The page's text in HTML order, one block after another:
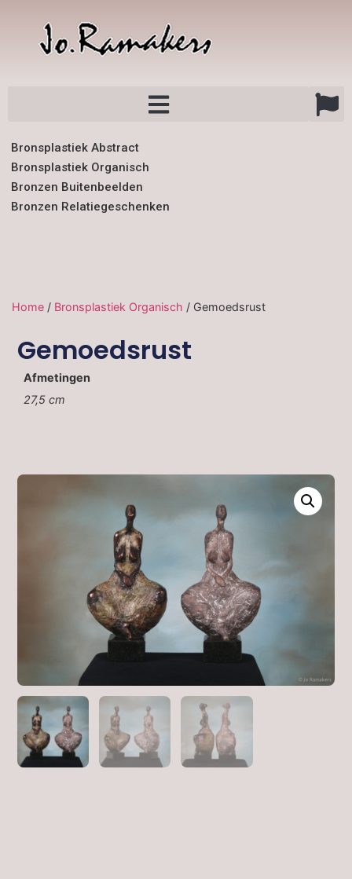
Bronsplastiek Abstract
Bronsplastiek Organisch
Bronzen Buitenbeelden
Bronzen Relatiegeschenken
Home / Bronsplastiek Organisch / Gemoedsrust
Gemoedsrust
Afmetingen
27,5 cm